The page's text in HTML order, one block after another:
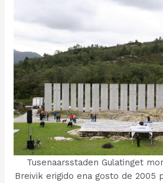
Tusenaarsstaden Gulatinget
Breivik erigido ena gosto de 2005